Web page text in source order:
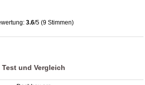
3.6/5 (9 Stimmen)
& Baustellen | Staumelder B322 ,3.6out of5
Test und Vergleich